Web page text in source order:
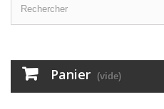
Panier (vide)